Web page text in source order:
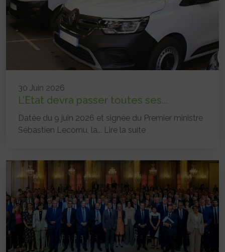
30 Juin 2026
L’Etat devra passer toutes ses...
Datée du 9 juin 2026 et signée du Premier ministre
Sébastien Lecornu, la... Lire la suite